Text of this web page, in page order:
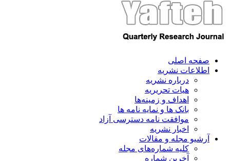
صفحه اصلی
اطلاعات نشریه
درباره نشریه
هیات تحریریه
اهداف و زمینه‌ها
بانک ها و نمایه نامه ها
موافقت نامه دسترسی آزاد
اخبار نشریه
آرشیو مجله و مقالات
کلیه شماره‌های مجله
آخرین شماره